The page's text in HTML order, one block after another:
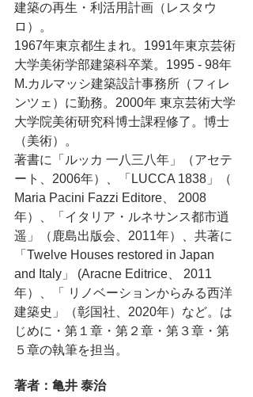
建築の再生・利活用計画（レスタウ
ロ）。
1967年東京都生まれ。1991年東京芸術
大学美術学部建築科卒業。1995 - 98年
M.カルマッシ建築設計事務所（フィレ
ンツェ）に勤務。2000年 東京芸術大学
大学院美術研究科博士課程修了。博士
（美術）。
著書に「ルッカ 一八三八年」（アセテ
ート、2006年）、「LUCCA 1838」（
Maria Pacini Fazzi Editore、 2008
年）、「イタリア・ルネサンス都市逍
遥」（鹿島出版会、2011年）、共著に
「Twelve Houses restored in Japan
and Italy」 (Aracne Editrice、 2011
年）、「 リノベーションからみる西洋
建築史」（彰国社、2020年）など。は
じめに・第１章・第２章・第３章・第
５章の執筆を担当。
著者：亀井 泰治